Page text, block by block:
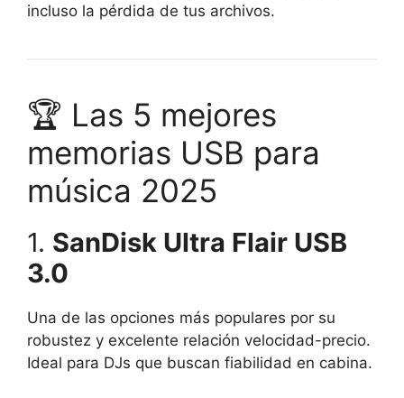
incluso la pérdida de tus archivos.
🏆 Las 5 mejores
memorias USB para
música 2025
1. SanDisk Ultra Flair USB
3.0
Una de las opciones más populares por su
robustez y excelente relación velocidad-precio.
Ideal para DJs que buscan fiabilidad en cabina.